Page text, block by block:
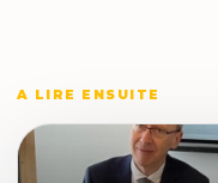
A LIRE ENSUITE